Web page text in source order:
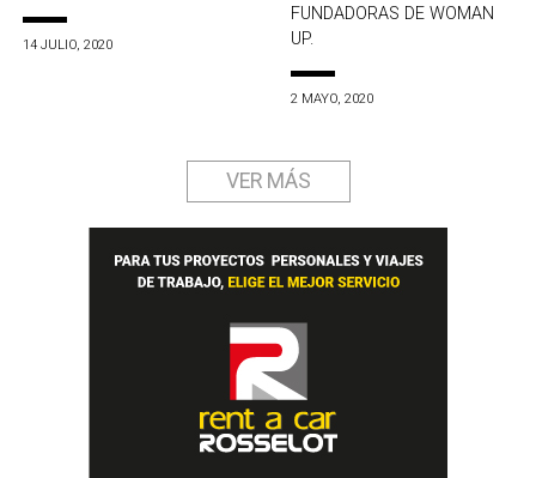
14 JULIO, 2020
FUNDADORAS DE WOMAN
UP.
2 MAYO, 2020
VER MÁS